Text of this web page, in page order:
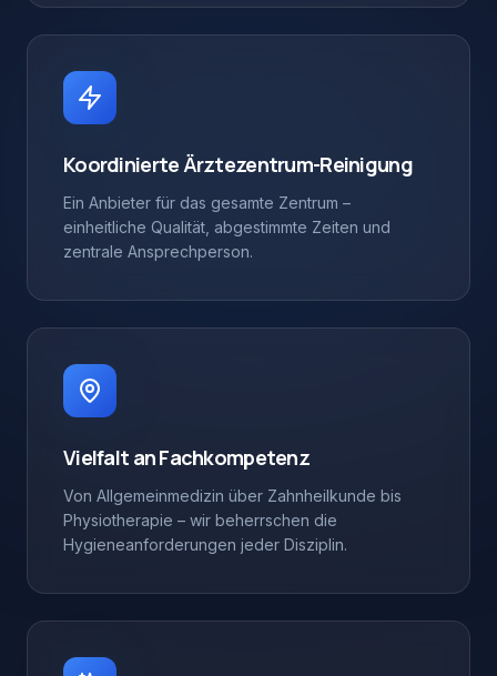
Koordinierte Ärztezentrum-Reinigung
Ein Anbieter für das gesamte Zentrum –
einheitliche Qualität, abgestimmte Zeiten und
zentrale Ansprechperson.
Vielfalt an Fachkompetenz
Von Allgemeinmedizin über Zahnheilkunde bis
Physiotherapie – wir beherrschen die
Hygieneanforderungen jeder Disziplin.